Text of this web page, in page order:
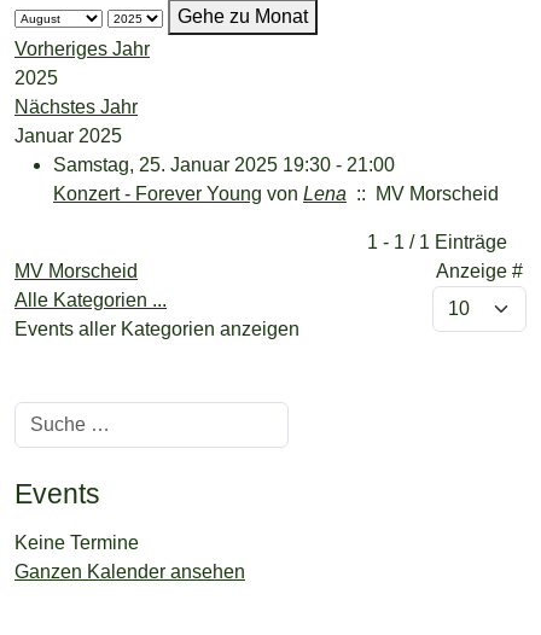
Gehe zu Monat
Vorheriges Jahr
2025
Nächstes Jahr
Januar 2025
Samstag, 25. Januar 2025 19:30 - 21:00
Konzert - Forever Young von Lena :: MV Morscheid
1 - 1 / 1 Einträge
Anzeige #
MV Morscheid
Alle Kategorien ...
Events aller Kategorien anzeigen
Suchen
Events
Keine Termine
Ganzen Kalender ansehen